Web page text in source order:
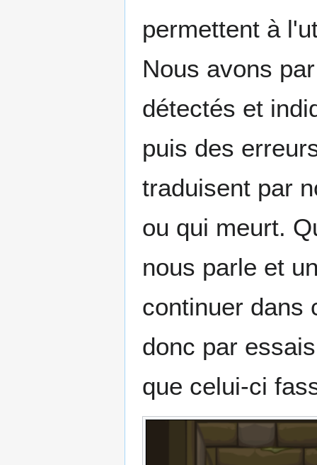
permettent à
Nous avons
détectés et
puis des
traduisent par
ou qui meurt.
nous parle et
continuer dans
donc par
que celui-ci